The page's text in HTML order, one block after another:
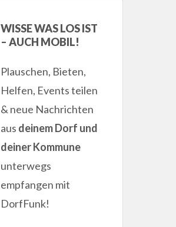
WISSE WAS LOS IST
– AUCH MOBIL!
Plauschen, Bieten,
Helfen, Events teilen
& neue Nachrichten
aus deinem Dorf und
deiner Kommune
unterwegs
empfangen mit
DorfFunk!